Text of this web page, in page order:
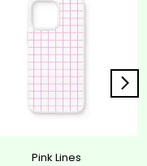
Pink Lines